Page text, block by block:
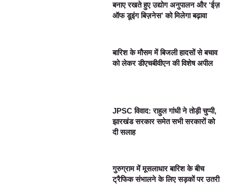
बनाए रखते हुए उद्योग अनुपालन और ‘ईज़
ऑफ डूइंग बिज़नेस’ को मिलेगा बढ़ावा
बारिश के मौसम में बिजली हादसों से बचाव
को लेकर डीएचबीवीएन की विशेष अपील
JPSC विवाद: राहुल गांधी ने तोड़ी चुप्पी,
झारखंड सरकार समेत सभी सरकारों को
दी सलाह
गुरुग्राम में मूसलाधार बारिश के बीच
ट्रैफिक संभालने के लिए सड़कों पर उतरी